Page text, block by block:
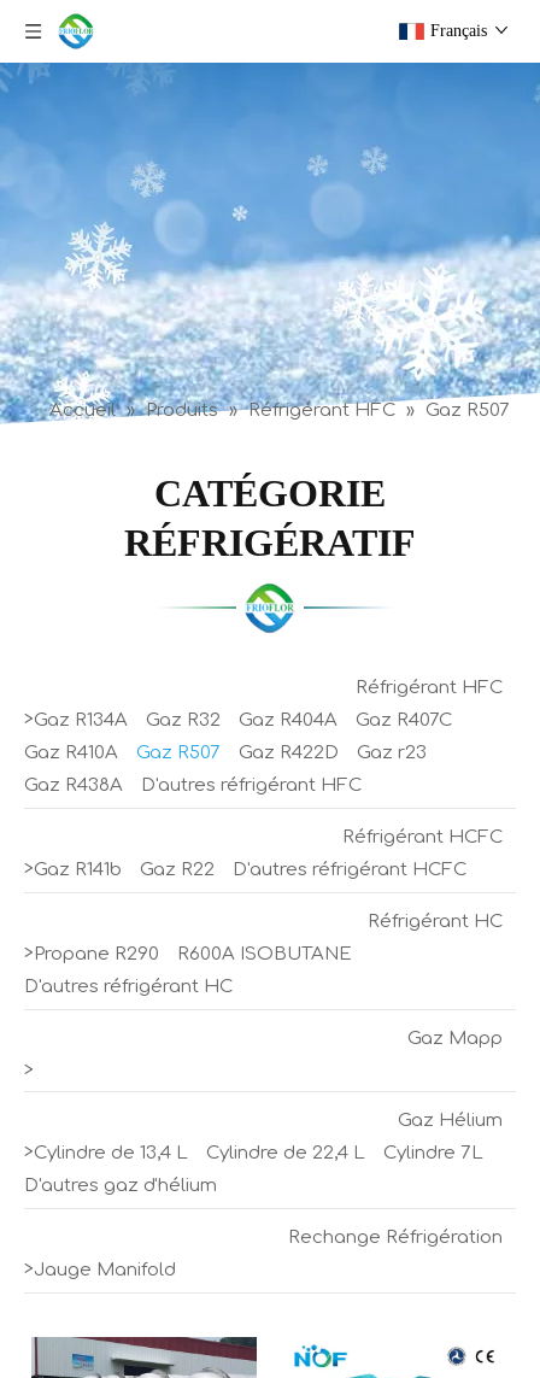
Français
Accueil » Produits » Réfrigérant HFC » Gaz R507
CATÉGORIE
RÉFRIGÉRATIF
Réfrigérant HFC
>Gaz R134A Gaz R32 Gaz R404A
Gaz R407C
Gaz R410A
Gaz R507 Gaz R422D
Gaz r23
Gaz R438A
D'autres réfrigérant HFC
Réfrigérant HCFC
>Gaz R141b Gaz R22 D'autres réfrigérant HCFC
Réfrigérant HC
> Propane R290
R600A ISOBUTANE
D'autres réfrigérant HC
Gaz Mapp
>
Gaz Hélium
>Cylindre de 13,4 L Cylindre de 22,4 L
Cylindre 7L
D'autres gaz d'hélium
Rechange Réfrigération
>Jauge Manifold